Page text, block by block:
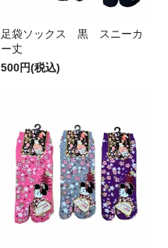
足袋ソックス 黒 スニーカ
ー丈
500円(税込)